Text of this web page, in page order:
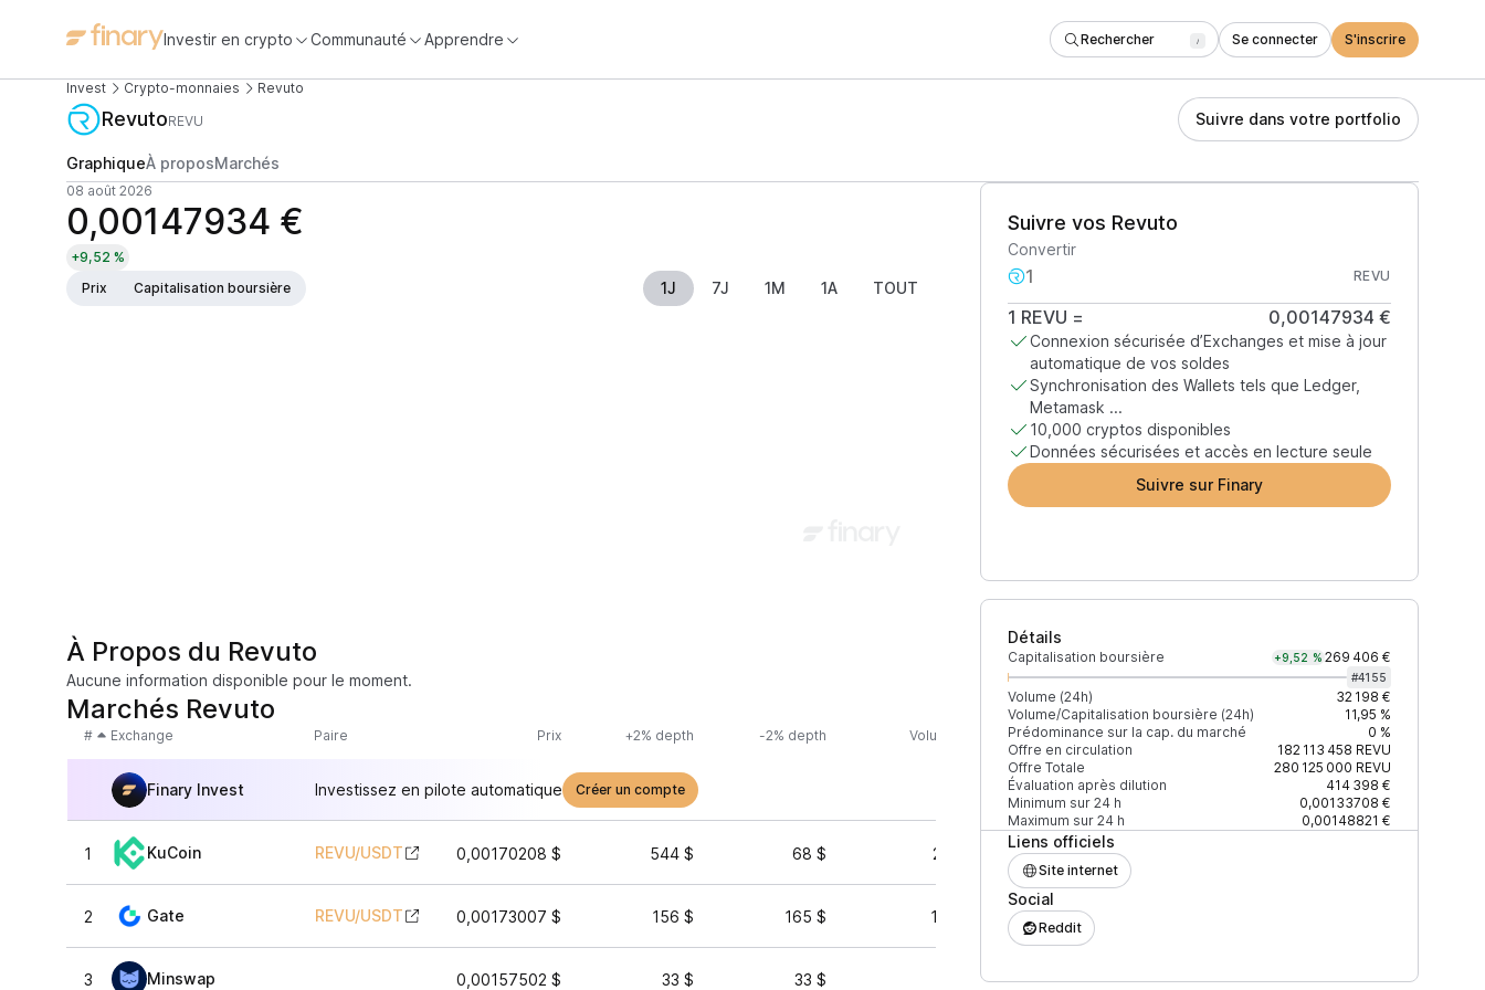
Investir en crypto Communauté Apprendre Rechercher / Se connecter S'inscrire
Invest Crypto-monnaies Revuto
RevutoREVU Suivre dans votre portfolio
GraphiqueÀ proposMarchés
08 août 2026
0,00147934 €
+9,52 %
Prix
Capitalisation boursière 1J 7J 1M 1A TOUT
Suivre vos Revuto
Convertir
REVU
1 REVU = 0,00147934 €
Connexion sécurisée d’Exchanges et mise à jour
automatique de vos soldes
Synchronisation des Wallets tels que Ledger,
Metamask ...
10,000 cryptos disponibles
Données sécurisées et accès en lecture seule
Suivre sur Finary
Détails
Capitalisation boursière +9,52 % 269 406 €
#4155
Volume (24h)
32 198 €
Volume/Capitalisation boursière (24h)
11,95 %
Prédominance sur la cap. du marché
0 %
Offre en circulation
182 113 458 REVU
Offre Totale
280 125 000 REVU
Évaluation après dilution
414 398 €
Minimum sur 24 h
0,00133708 €
Maximum sur 24 h
0,00148821 €
Liens officiels
Site internet
Social
Reddit
À Propos du Revuto
Aucune information disponible pour le moment.
Marchés Revuto
# Exchange Paire Prix +2% depth -2% depth Volume (24h) % du volume Confiance Mis à jour
Finary Invest Investissez en pilote automatique Créer un compte
1 KuCoin REVU/USDT 0,00170208 $ 544 $ 68 $ 26 217 $ 70,43 %
2 Gate REVU/USDT 0,00173007 $ 156 $ 165 $ 10 987 $ 29,52 %
3 Minswap 0,00157502 $ 33 $ 33 $ 19 $ 0,05 % ÉLEVÉE Récemment